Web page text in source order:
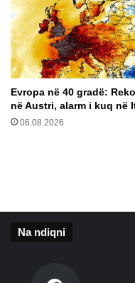
ë
M
a
r
i
Evropa në 40 gradë:
në Austri, alarm i kuq në
06.08.2026
Na ndiqni